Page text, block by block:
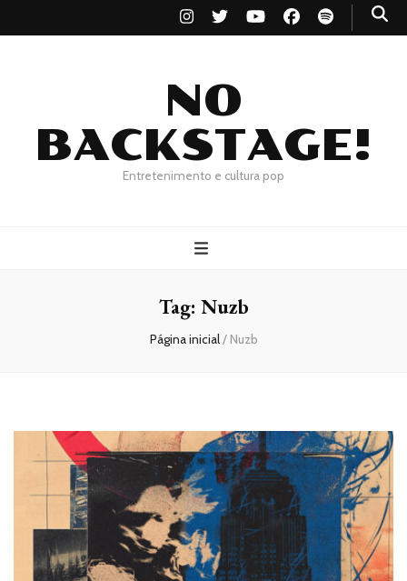
NO
BACKSTAGE!
Entretenimento e cultura pop
Tag: Nuzb
Página inicial/ Nuzb